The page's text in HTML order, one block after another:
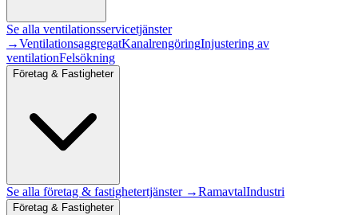
Se alla ventilationsservicetjänster
→VentilationsaggregatKanalrengöringInjustering av
ventilationFelsökning
Företag & Fastigheter
Se alla företag & fastighetertjänster →RamavtalIndustri
Företag & Fastigheter